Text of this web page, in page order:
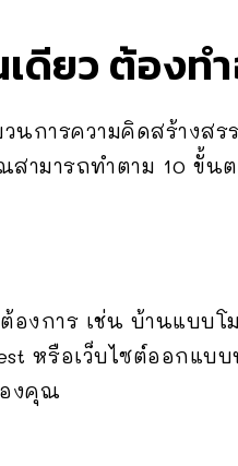
ยว ต้องทำ
นการความคิดสร้างส
ามารถทำตาม 10 ขั้
งการ เช่น บ้านแบบ
หรือเว็บไซต์ออกแ
องคุณ